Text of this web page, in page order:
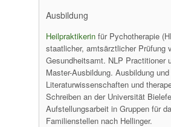
Ausbildung
Heilpraktikerin für Pychotherapie
staatlicher, amtsärztlicher Prüfung
Gesundheitsamt. NLP Practitioner
Master-Ausbildung. Ausbildung
Literaturwissenschaften und
Schreiben an der Universität
Aufstellungsarbeit in Gruppen für
Familienstellen nach Hellinger.